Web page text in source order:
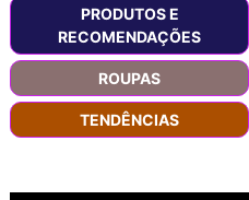
PRODUTOS E
RECOMENDAÇÕES
ROUPAS
TENDÊNCIAS